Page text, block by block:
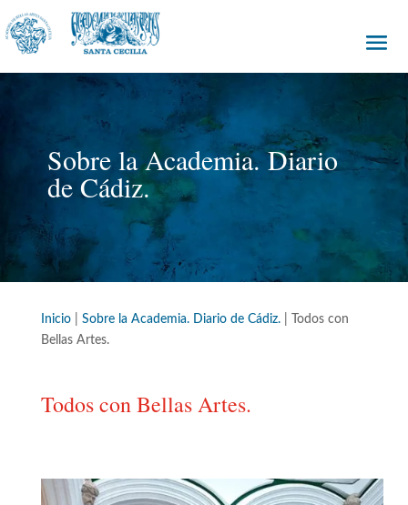
Sobre la Academia. Diario
de Cádiz.
Inicio| Sobre la Academia. Diario de Cádiz.|
Todos con
Bellas Artes.
Todos con Bellas Artes.